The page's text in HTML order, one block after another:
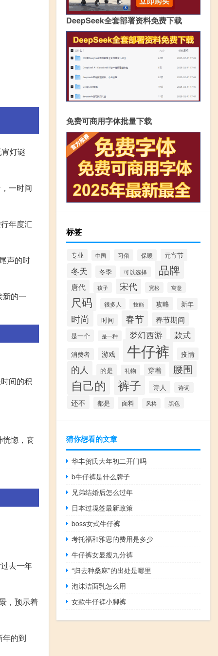
灯谜
一时间
年度汇
声的时
新的一
间的积
恍惚，丧
去一年
，预示着
年的到
DeepSeek全套部署资料免费下载
免费可商用字体批量下载
标签
专业 中国 习俗 保暖 元宵节
冬天 冬季 可以选择 品牌
唐代 孩子 宋代 宽松 寓意
尺码 很多人 技能 攻略 新年
时尚 时间 春节 春节期间
是一个 是一种 梦幻西游 款式
消费者 游戏 牛仔裤 疫情
的人 的是 礼物 穿着 腰围
自己的 裤子 诗人 诗词
还不 都是 面料 风格 黑色
猜你想看的文章
华丰贺氏大年初二开门吗
b牛仔裤是什么牌子
兄弟结婚后怎么过年
日本过境签最新政策
boss女式牛仔裤
考托福和雅思的费用是多少
牛仔裤女显瘦九分裤
“归去种桑麻”的出处是哪里
泡沫洁面乳怎么用
女款牛仔裤小脚裤